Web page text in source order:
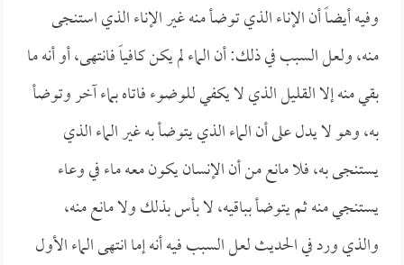
وفيه أيضاً أن الإناء الذي توضأ منه غير الإناء الذي استنجى
منه، ولعل السبب في ذلك: أن الماء لم يكن كافياً فانتهى، أو أنه ما
بقي منه إلا القليل الذي لا يكفي للوضوء فاتاه بماء آخر وتوضأ
به، وهو لا يدل على أن الماء الذي يتوضأ به غير الماء الذي
يستنجى به، فلا مانع من أن الإنسان يكون معه ماء في وعاء
يستنجي منه ثم يتوضأ بباقيه، لا بأس بذلك ولا مانع منه،
والذي ورد في الحديث لعل السبب فيه أنه إما انتهى الماء الأول